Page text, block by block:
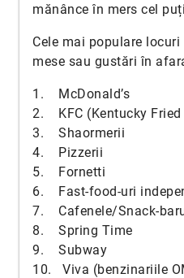
mănânce în mers cel
Cele mai populare
mese sau gustări în
1. McDonald’s
2. KFC (Kentucky Fried
3. Shaormerii
4. Pizzerii
5. Fornetti
6. Fast-food-uri
7. Cafenele/Snack-
8. Spring Time
9. Subway
10. Viva (benzinariile